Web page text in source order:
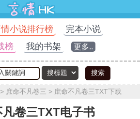
小说排行榜
完本小说
榜
我的书架 更多..
搜索
> 庶命不凡卷三 > 庶命不凡卷三TXT下载
凡卷三TXT电子书